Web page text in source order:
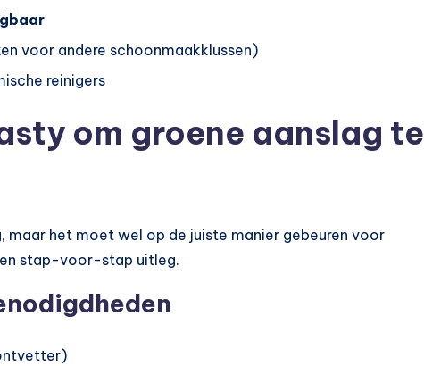
voor andere schoonmaakklussen)
reinigers
om groene aanslag te
maar het moet wel op de juiste manier gebeuren voor
stap-voor-stap uitleg.